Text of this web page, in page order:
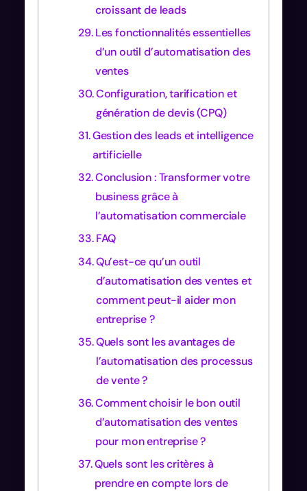
croissant de leads
Les fonctionnalités essentielles
d’un outil d’automatisation des
ventes
Configuration, tarification et
génération de devis (CPQ)
Gestion des leads et intelligence
artificielle
Conclusion : Transformer votre
business grâce à
l’automatisation commerciale
FAQ
Qu’est-ce qu’un outil
d’automatisation des ventes et
comment peut-il aider mon
entreprise ?
Quels sont les avantages de
l’automatisation des processus
de vente ?
Comment choisir le bon outil
d’automatisation des ventes
pour mon entreprise ?
Quels sont les critères à
prendre en compte lors de